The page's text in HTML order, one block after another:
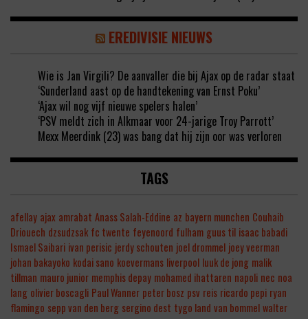
EREDIVISIE NIEUWS
Wie is Jan Virgili? De aanvaller die bij Ajax op de radar staat
‘Sunderland aast op de handtekening van Ernst Poku’
‘Ajax wil nog vijf nieuwe spelers halen’
‘PSV meldt zich in Alkmaar voor 24-jarige Troy Parrott’
Mexx Meerdink (23) was bang dat hij zijn oor was verloren
TAGS
afellay ajax amrabat Anass Salah-Eddine az bayern munchen Couhaib
Driouech dzsudzsak fc twente feyenoord fulham guus til isaac babadi
Ismael Saibari ivan perisic jerdy schouten joel drommel joey veerman
johan bakayoko kodai sano koevermans liverpool luuk de jong malik
tillman mauro junior memphis depay mohamed ihattaren napoli nec noa
lang olivier boscagli Paul Wanner peter bosz psv reis ricardo pepi ryan
flamingo sepp van den berg sergino dest tygo land van bommelwalter